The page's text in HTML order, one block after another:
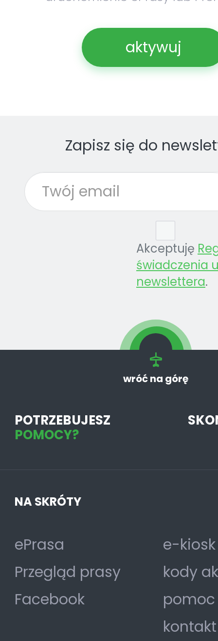
aktywuj
Zapisz się do
Akceptuję
świadczenia
newslettera.
wróć na górę
POTRZEBUJESZ
POMOCY?
NA SKRÓTY
ePrasa
Przegląd prasy
Facebook
e-
kody
pomoc
kontakt